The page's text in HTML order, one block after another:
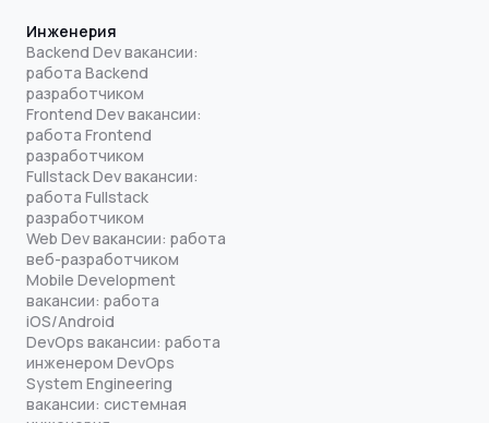
Инженерия
Backend Dev вакансии:
работа Backend
разработчиком
Frontend Dev вакансии:
работа Frontend
разработчиком
Fullstack Dev вакансии:
работа Fullstack
разработчиком
Web Dev вакансии: работа
веб-разработчиком
Mobile Development
вакансии: работа
iOS/Android
DevOps вакансии: работа
инженером DevOps
System Engineering
вакансии: системная